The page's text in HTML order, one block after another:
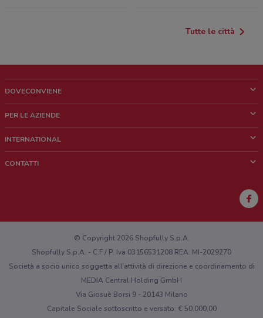
Tutte le città
DOVECONVIENE
Chi siamo
Lavora con noi
PER LE AZIENDE
Richieste commerciali e marketing
INTERNATIONAL
CONTATTI
Hai un malfunzionamento sul web o sull'app?
© Copyright 2026 Shopfully S.p.A.
Shopfully S.p.A. - C.F / P. Iva 03156531208 REA: MI-2029270
Società a socio unico soggetta all’attività di direzione e coordinamento di
MEDIA Central Holding GmbH
Via Giosuè Borsi 9 - 20143 Milano
Capitale Sociale sottoscritto e versato: € 50.000,00